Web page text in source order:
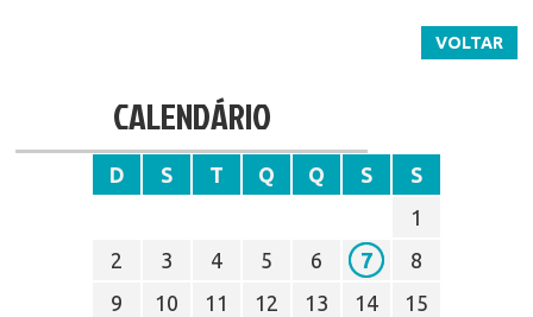
VOLTAR
CALENDÁRIO
D S T Q Q S
S
1
2
3 4 5 6 7
8
9
10 11 12 13 14
15